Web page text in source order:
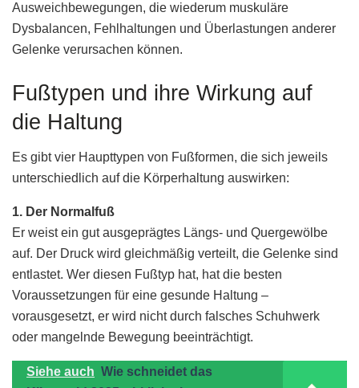
Ausweichbewegungen, die wiederum muskuläre
Dysbalancen, Fehlhaltungen und Überlastungen anderer
Gelenke verursachen können.
Fußtypen und ihre Wirkung auf
die Haltung
Es gibt vier Haupttypen von Fußformen, die sich jeweils
unterschiedlich auf die Körperhaltung auswirken:
1. Der Normalfuß
Er weist ein gut ausgeprägtes Längs- und Quergewölbe
auf. Der Druck wird gleichmäßig verteilt, die Gelenke sind
entlastet. Wer diesen Fußtyp hat, hat die besten
Voraussetzungen für eine gesunde Haltung –
vorausgesetzt, er wird nicht durch falsches Schuhwerk
oder mangelnde Bewegung beeinträchtigt.
Siehe auch Wie schneidet das